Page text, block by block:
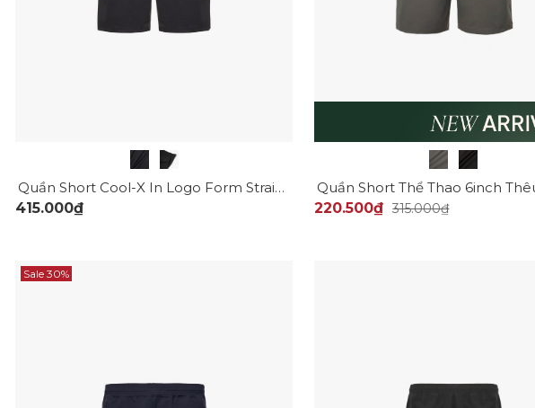
Quần Short Cool-X In Logo Form Straight QS084
415.000₫
220.500₫ 315.000₫
Sale 30%